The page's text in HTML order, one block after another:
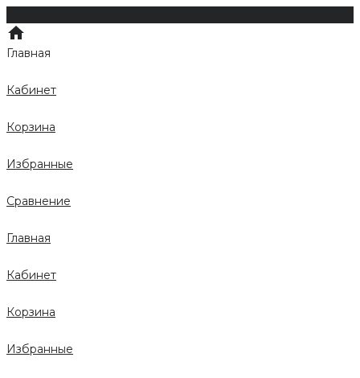
Главная
Кабинет
Корзина
Избранные
Сравнение
Главная
Кабинет
Корзина
Избранные